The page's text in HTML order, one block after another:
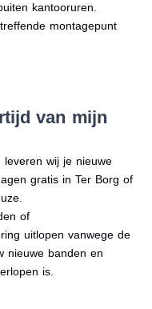
kantooruren.
montagepunt
van mijn
wij je nieuwe
gratis in Ter Borg of
of
uitlopen vanwege de
nieuwe banden en
is.